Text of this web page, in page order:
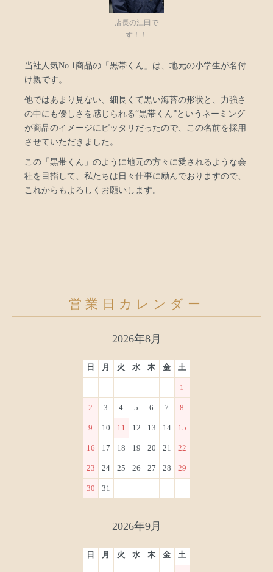
店長の江田で
す！！
当社人気No.1商品の「黒帯くん」は、地元の小学生が名付
け親です。
他ではあまり見ない、細長くて黒い海苔の形状と、力強さ
の中にも優しさを感じられる“黒帯くん”というネーミング
が商品のイメージにピッタリだったので、この名前を採用
させていただきました。
この「黒帯くん」のように地元の方々に愛されるような会
社を目指して、私たちは日々仕事に励んでおりますので、
これからもよろしくお願いします。
営業日カレンダー
2026年8月
日 月 火 水 木 金 土
1
2 3 4 5 6 7 8
9 10 11 12 13 14 15
16 17 18 19 20 21 22
23 24 25 26 27 28 29
30 31
2026年9月
日 月 火 水 木 金 土